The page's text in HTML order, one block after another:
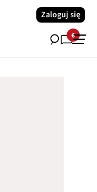
Zaloguj się
6